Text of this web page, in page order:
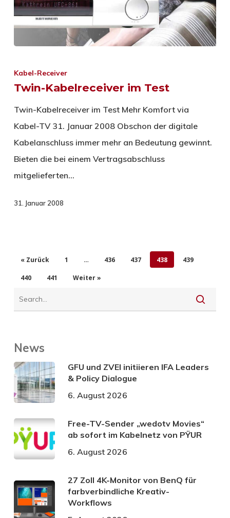
Kabel-Receiver
Twin-Kabelreceiver im Test
Twin-Kabelreceiver im Test Mehr Komfort via
Kabel-TV 31. Januar 2008 Obschon der digitale
Kabelanschluss immer mehr an Bedeutung gewinnt.
Bieten die bei einem Vertragsabschluss
mitgelieferten…
31. Januar 2008
« Zurück 1 … 436 437 438 439
440 441 Weiter »
News
GFU und ZVEI initiieren IFA Leaders
& Policy Dialogue
6. August 2026
Free-TV-Sender „wedotv Movies“
ab sofort im Kabelnetz von PŸUR
6. August 2026
27 Zoll 4K-Monitor von BenQ für
farbverbindliche Kreativ-
Workflows